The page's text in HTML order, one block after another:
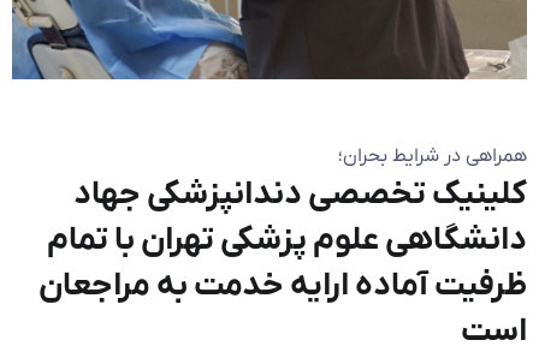
همراهی در شرایط بحران؛
کلینیک تخصصی دندانپزشکی جهاد
دانشگاهی علوم پزشکی تهران با تمام
ظرفیت آماده ارایه خدمت به مراجعان
است